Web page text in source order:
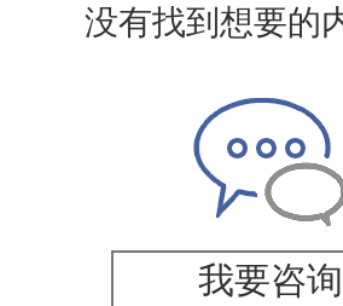
没有找到想要的
我要咨询